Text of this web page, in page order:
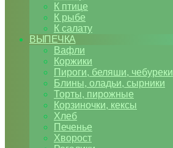
К птице
К рыбе
К салату
ВЫПЕЧКА
Вафли
Коржики
Пироги, беляши, чебуреки
Блины, оладьи, сырники
Торты, пирожные
Корзиночки, кексы
Хлеб
Печенье
Хворост